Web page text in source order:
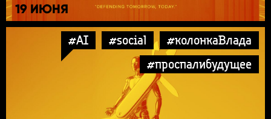
19 ИЮНЯ
#AI #social
#колонкаВлада
#проспалибудущее